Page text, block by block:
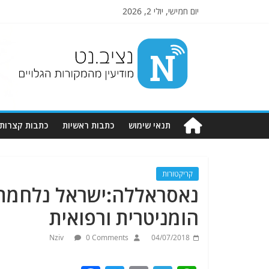
יום חמישי, יולי 2, 2026
Nziv.net
מודיעין
מהמקורות
תנאי שימוש כתבות ראשיות כתבות קצרות
קריקטורות
נאסראללה:ישראל
הומניטרית ורפואית
04/07/2018
Nziv 0 Comments